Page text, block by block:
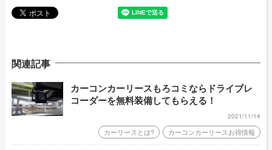
関連記事
カーコンカーリースもろコミならドライブレ
コーダーを無料装備してもらえる！
2021/11/14
カーリースとは? カーコンカーリースお得情報